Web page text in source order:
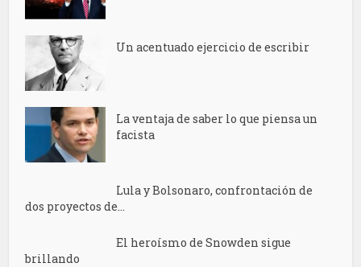
Un acentuado ejercicio de escribir
La ventaja de saber lo que piensa un
facista
Lula y Bolsonaro, confrontación de
dos proyectos de...
El heroísmo de Snowden sigue
brillando